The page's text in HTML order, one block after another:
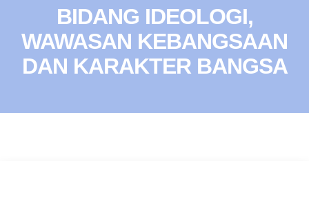
BIDANG IDEOLOGI,
WAWASAN KEBANGSAAN
DAN KARAKTER BANGSA